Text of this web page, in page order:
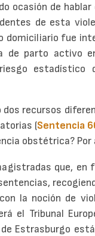
ocasión de
de esta
domiciliario fue
de parto activo
estadístico
dos recursos
(Sentencia
obstétrica?
que,
la noción de
el Tribunal
Estrasburgo